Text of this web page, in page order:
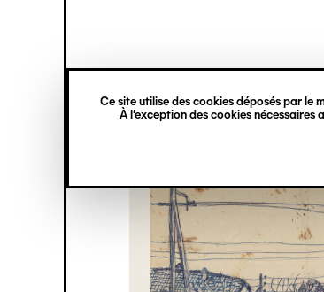
Ce site utilise des cookies déposés par le
À l’exception des cookies
principal
verticale